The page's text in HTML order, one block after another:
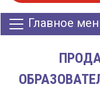
Главное